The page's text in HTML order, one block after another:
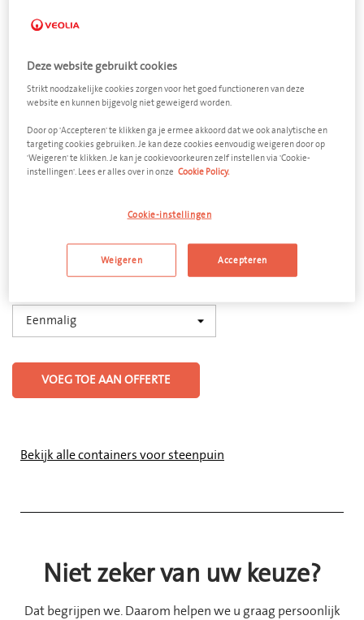
Steenpuin
Open afzetcontainer 10 m³
Afmeting
+
VOEG TOE AAN OFFERTE
Bekijk alle containers voor steenpuin
Niet zeker van uw keuze?
Dat begrijpen we. Daarom helpen we u graag persoonlijk
Deze website gebruikt cookies
Strikt noodzakelijke cookies zorgen voor het goed functioneren van deze
website en kunnen bijgevolg niet geweigerd worden.
Door op 'Accepteren' te klikken ga je ermee akkoord dat we ook analytische en
targeting cookies gebruiken. Je kan deze cookies eenvoudig weigeren door op
'Weigeren' te klikken. Je kan je cookievoorkeuren zelf instellen via 'Cookie-
instellingen'. Lees er alles over in onze Cookie Policy.
Cookie-instellingen
Weigeren Accepteren